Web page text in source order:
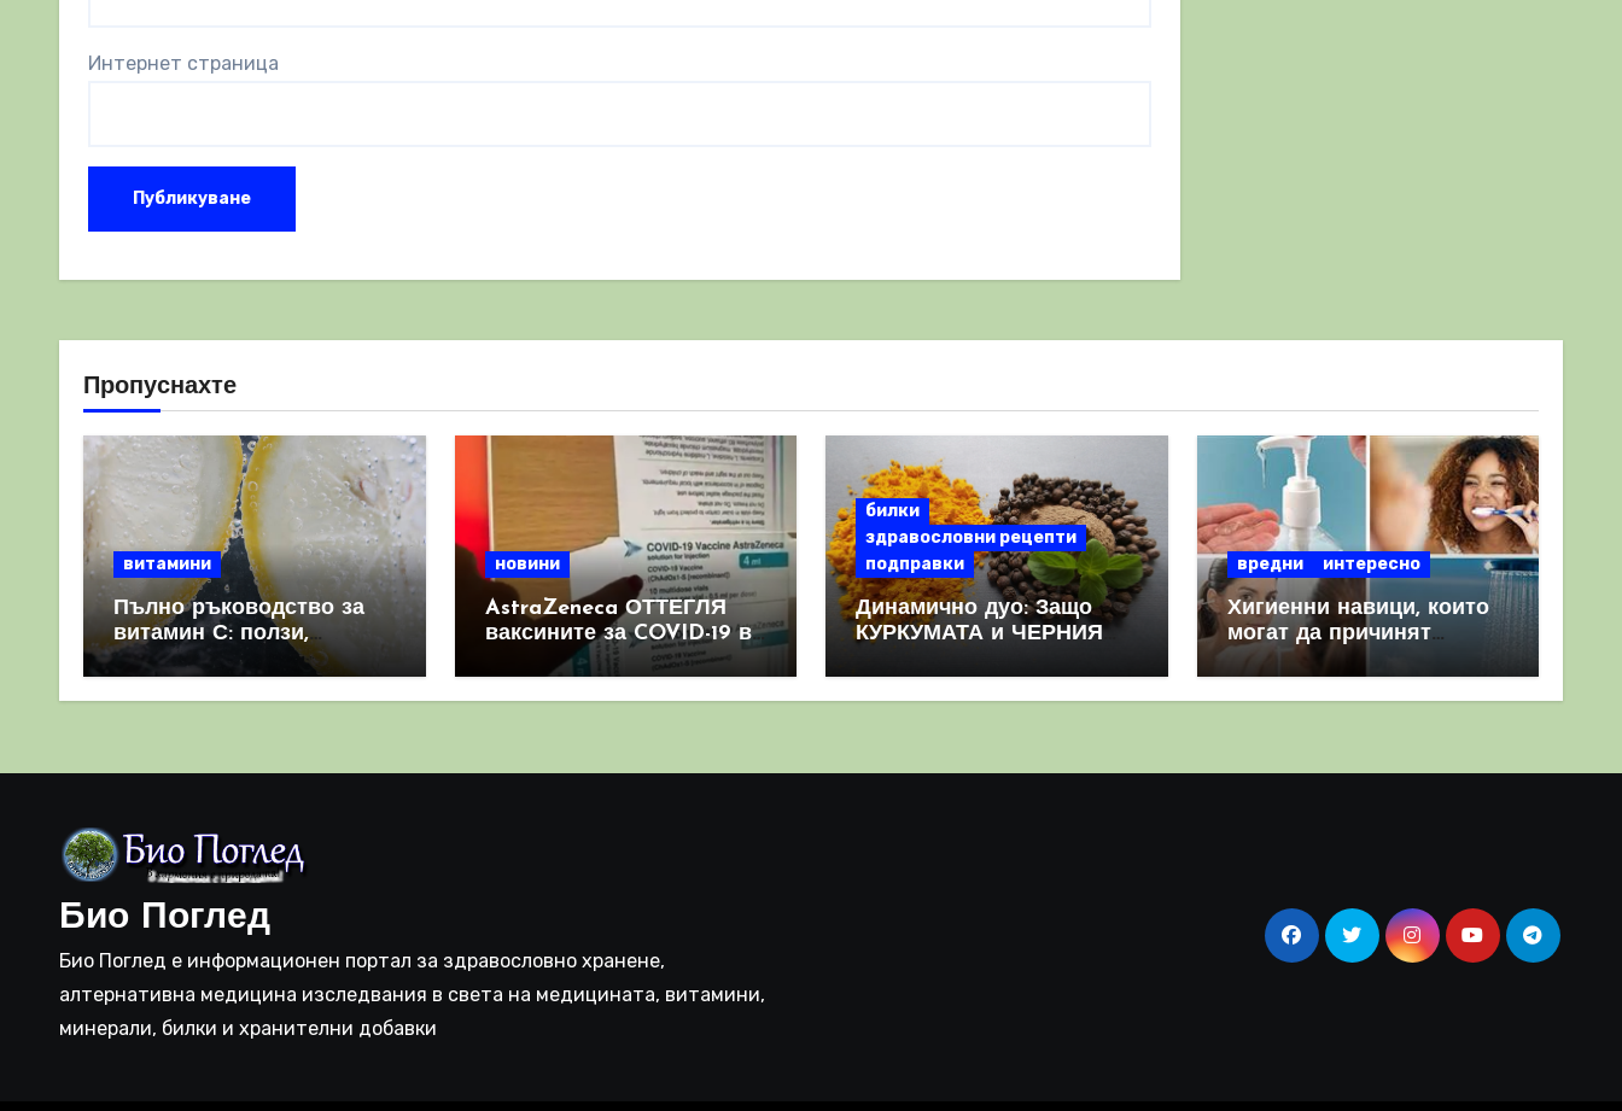
Интернет страница
Пропуснахте
витамини
Пълно ръководство за
витамин С: ползи,
източници и защо е
важен за имунната
новини
AstraZeneca ОТТЕГЛЯ
ваксините за COVID-19 в
световен мащаб, след
като призна, че те
билки
здравословни рецепти
подправки
Динамично дуо: Защо
КУРКУМАТА и ЧЕРНИЯ
комбинация
вредни интересно
Хигиенни навици, които
могат да причинят
повече вреда, отколкото
полза
Био Поглед
Био Поглед е информационен портал за здравословно хранене,
алтернативна медицина изследвания в света на медицината, витамини,
минерали, билки и хранителни добавки